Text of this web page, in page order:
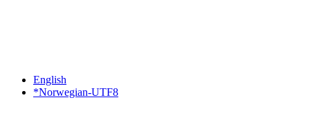
English
*Norwegian-UTF8